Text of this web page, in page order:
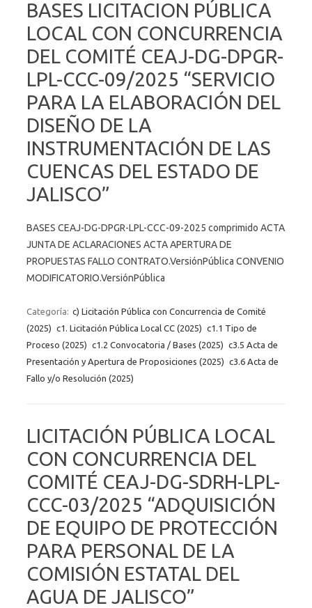
BASES LICITACION PÚBLICA
LOCAL CON CONCURRENCIA
DEL COMITÉ CEAJ-DG-DPGR-
LPL-CCC-09/2025 “SERVICIO
PARA LA ELABORACIÓN DEL
DISEÑO DE LA
INSTRUMENTACIÓN DE LAS
CUENCAS DEL ESTADO DE
JALISCO”
BASES CEAJ-DG-DPGR-LPL-CCC-09-2025 comprimido ACTA
JUNTA DE ACLARACIONES ACTA APERTURA DE
PROPUESTAS FALLO CONTRATO.VersiónPública CONVENIO
MODIFICATORIO.VersiónPública
Categoría: c) Licitación Pública con Concurrencia de Comité
(2025) c1. Licitación Pública Local CC (2025) c1.1 Tipo de
Proceso (2025) c1.2 Convocatoria / Bases (2025) c3.5 Acta de
Presentación y Apertura de Proposiciones (2025) c3.6 Acta de
Fallo y/o Resolución (2025)
LICITACIÓN PÚBLICA LOCAL
CON CONCURRENCIA DEL
COMITÉ CEAJ-DG-SDRH-LPL-
CCC-03/2025 “ADQUISICIÓN
DE EQUIPO DE PROTECCIÓN
PARA PERSONAL DE LA
COMISIÓN ESTATAL DEL
AGUA DE JALISCO”